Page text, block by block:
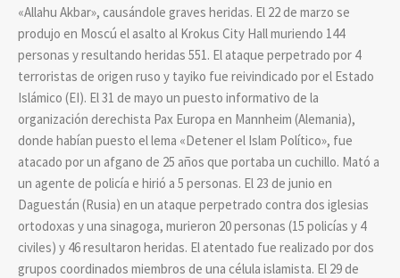
«Allahu Akbar», causándole graves heridas. El 22 de marzo se
produjo en Moscú el asalto al Krokus City Hall muriendo 144
personas y resultando heridas 551. El ataque perpetrado por 4
terroristas de origen ruso y tayiko fue reivindicado por el Estado
Islámico (EI). El 31 de mayo un puesto informativo de la
organización derechista Pax Europa en Mannheim (Alemania),
donde habían puesto el lema «Detener el Islam Político», fue
atacado por un afgano de 25 años que portaba un cuchillo. Mató a
un agente de policía e hirió a 5 personas. El 23 de junio en
Daguestán (Rusia) en un ataque perpetrado contra dos iglesias
ortodoxas y una sinagoga, murieron 20 personas (15 policías y 4
civiles) y 46 resultaron heridas. El atentado fue realizado por dos
grupos coordinados miembros de una célula islamista. El 29 de